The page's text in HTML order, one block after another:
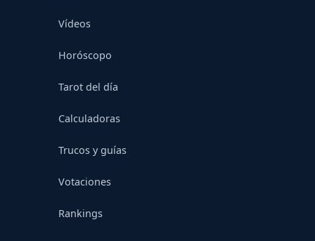
Vídeos
Horóscopo
Tarot del día
Calculadoras
Trucos y guías
Votaciones
Rankings